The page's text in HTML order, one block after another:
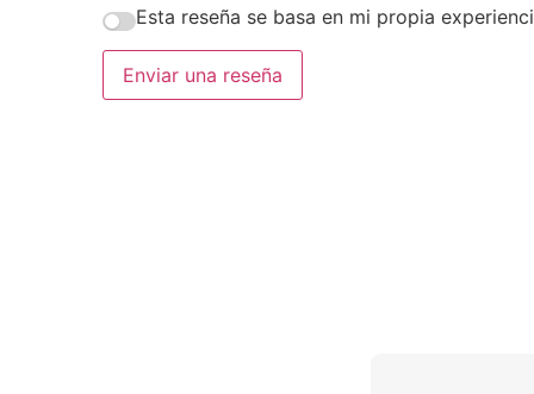
Esta reseña se basa en mi propia
Enviar una reseña